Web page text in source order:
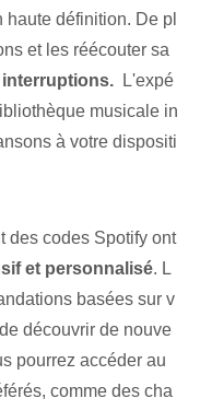
définition. De pl
et les réécouter sa
⁢ L'expé
musicale in
à votre dispositi
des codes Spotify ont
et personnalisé. L
basées sur v
découvrir de nouve
pourrez accéder au
comme des cha